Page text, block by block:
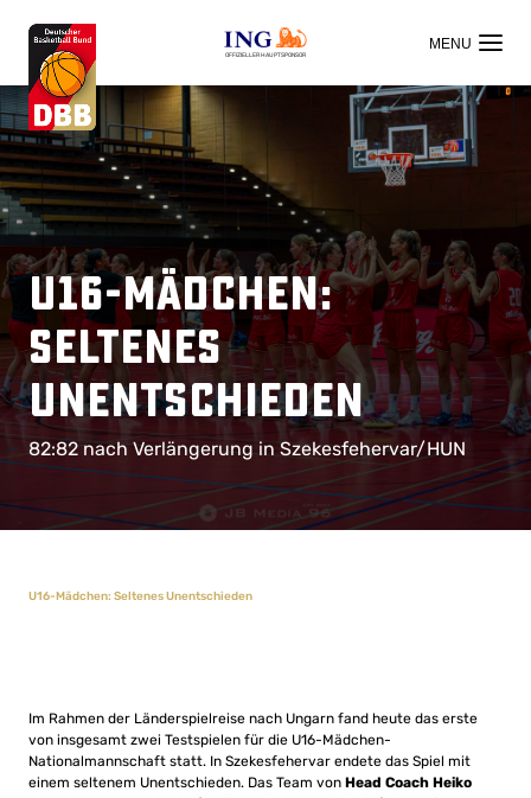
OFFIZIELLER HAUPTSPONSOR
U16-Mädchen:
Seltenes
Unentschieden
82:82 nach Verlängerung in Szekesfehervar/HUN
U16-Mädchen: Seltenes Unentschieden
Im Rahmen der Länderspielreise nach Ungarn fand heute das erste
von insgesamt zwei Testspielen für die U16-Mädchen-
Nationalmannschaft statt. In Szekesfehervar endete das Spiel mit
einem seltenem Unentschieden. Das Team von Head Coach Heiko